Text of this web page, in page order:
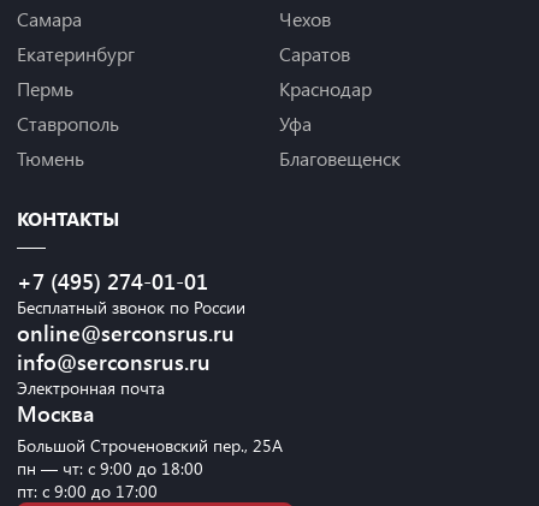
Самара
Екатеринбург
Пермь
Ставрополь
Тюмень
Чехов
Саратов
Краснодар
Уфа
Благовещенск
КОНТАКТЫ
+7 (495) 274-01-01
Бесплатный звонок по России
online@serconsrus.ru
info@serconsrus.ru
Электронная почта
Москва
Большой Строченовский пер., 25А
пн — чт: с 9:00 до 18:00
пт: с 9:00 до 17:00